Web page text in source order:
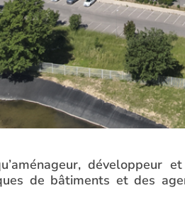
développeur
de bâtiments et des